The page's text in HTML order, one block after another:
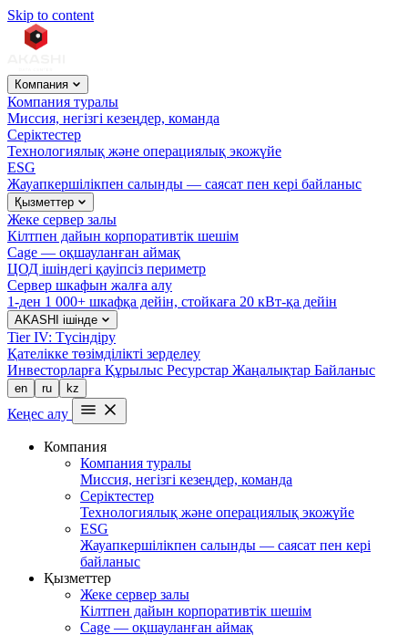
Skip to content
Компания
Компания туралы
Миссия, негізгі кезеңдер, команда
Серіктестер
Технологиялық және операциялық экожүйе
ESG
Жауапкершілікпен салынды — саясат пен кері байланыс
Қызметтер
Жеке сервер залы
Кілтпен дайын корпоративтік шешім
Cage — оқшауланған аймақ
ЦОД ішіндегі қауіпсіз периметр
Сервер шкафын жалға алу
1-ден 1 000+ шкафқа дейін, стойкаға 20 кВт-қа дейін
AKASHI ішінде
Tier IV: Түсіндіру
Қателікке төзімділікті зерделеу
Инвесторларға Құрылыс Ресурстар Жаңалықтар Байланыс
en ru kz
Кеңес алу
Компания
Компания туралы
Миссия, негізгі кезеңдер, команда
Серіктестер
Технологиялық және операциялық экожүйе
ESG
Жауапкершілікпен салынды — саясат пен кері
байланыс
Қызметтер
Жеке сервер залы
Кілтпен дайын корпоративтік шешім
Cage — оқшауланған аймақ